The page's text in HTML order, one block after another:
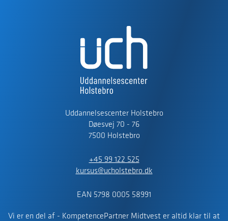
Uddannelsescenter Holstebro
Døesvej 70 - 76
7500 Holstebro
+45 99 122 525
kursus@ucholstebro.dk
EAN 5798 0005 58991
Vi er en del af - KompetencePartner Midtvest er altid klar til at